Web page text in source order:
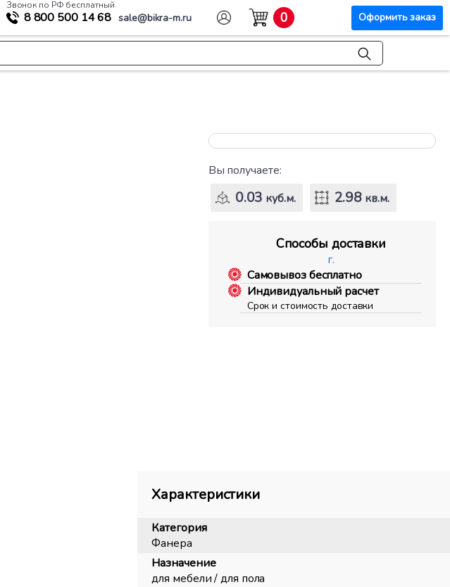
Звонок по РФ бесплатный
8 800 500 14 68 sale@bikra-m.ru 0 Оформить заказ
Вы получаете:
0.03 куб.м. 2.98 кв.м.
Способы доставки
г.
Самовывоз бесплатно
Индивидуальный расчет
Срок и стоимость доставки
Характеристики
Категория
Фанера
Назначение
для мебели / для пола